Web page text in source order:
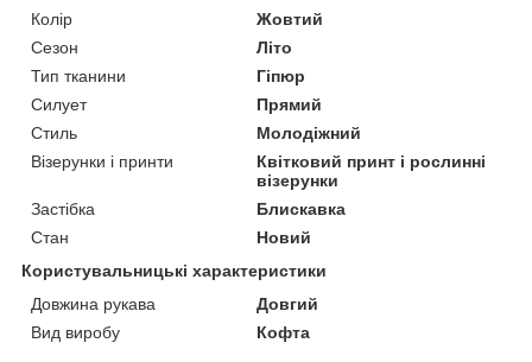
Колір
Жовтий
Сезон
Літо
Тип тканини
Гіпюр
Силует
Прямий
Стиль
Молодіжний
Візерунки і принти
Квітковий принт і рослинні
візерунки
Застібка
Блискавка
Стан
Новий
Користувальницькі характеристики
Довжина рукава
Довгий
Вид виробу
Кофта